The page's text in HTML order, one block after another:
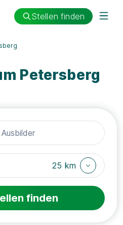
Stellen finden
Petersberg
25 km
finden